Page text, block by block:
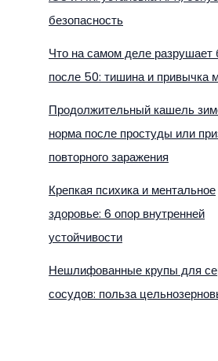
безопасность
Что на самом деле разрушает
после 50: тишина и привычка
Продолжительный кашель
норма после простуды или
повторного заражения
Крепкая психика и ментальное
здоровье: 6 опор внутренней
устойчивости
Нешлифованные крупы для
сосудов: польза